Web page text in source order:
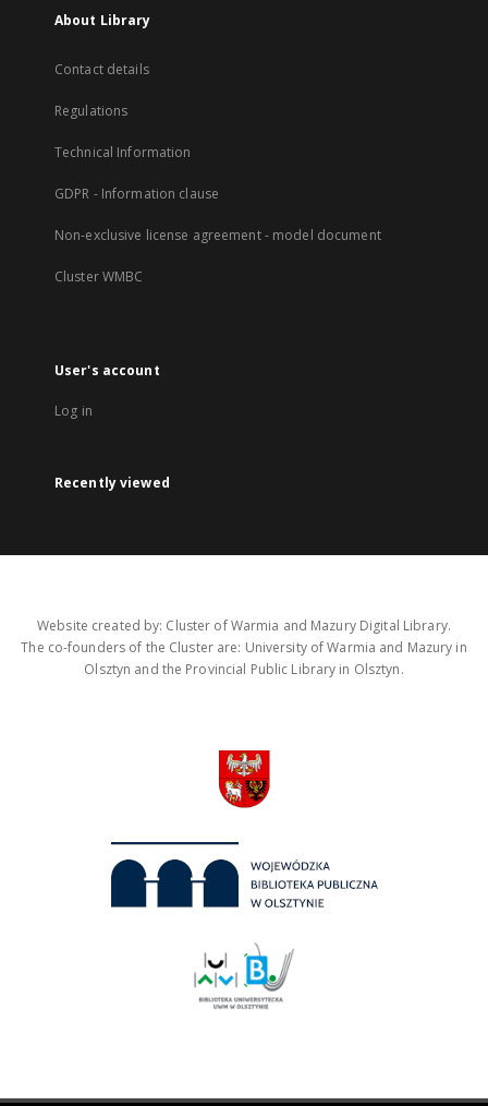
About Library
Contact details
Regulations
Technical Information
GDPR - Information clause
Non-exclusive license agreement - model document
Cluster WMBC
User's account
Log in
Recently viewed
Website created by: Cluster of Warmia and Mazury Digital Library.
The co-founders of the Cluster are: University of Warmia and Mazury in
Olsztyn and the Provincial Public Library in Olsztyn.